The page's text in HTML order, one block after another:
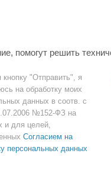
помогут решить
"Отправить", я
на обработку моих
данных в соотв. с
№152-ФЗ на
и для целей,
Согласием на
персональных данных